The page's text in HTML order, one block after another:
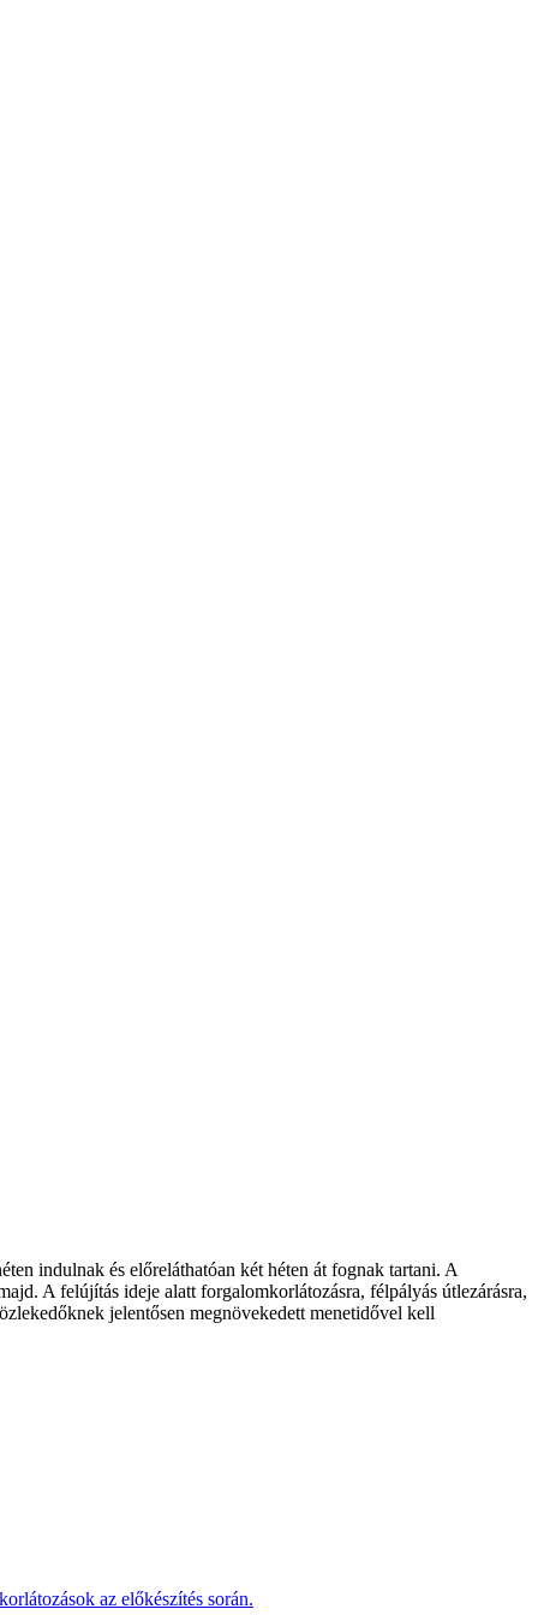
indulnak és előreláthatóan két héten át fognak tartani. A
A felújítás ideje alatt forgalomkorlátozásra, félpályás útlezárásra,
jelentősen megnövekedett menetidővel kell
az előkészítés során.